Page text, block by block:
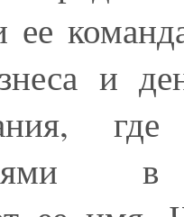
ее
и